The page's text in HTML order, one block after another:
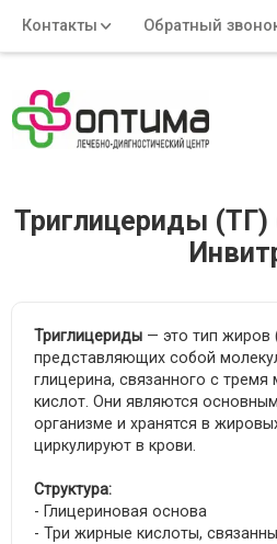
Контакты
Обратный
Адрес:
Часы
Триглицериды (ТГ)
Триглицериды — это тип жиров
представляющих собой
глицерина, связанного с
кислот. Они являются
организме и хранятся в
циркулируют в крови.
Структура:
- Глицериновая основа
- Три жирные кислоты,